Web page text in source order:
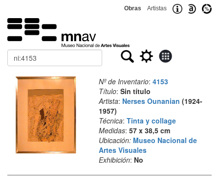
Obras Artistas
Buscar
Nº de Inventario: 4153
Título: Sin título
Artista: Nerses Ounanian (1924-
1957)
Técnica: Tinta y collage
Medidas: 57 x 38,5 cm
Ubicación: Museo Nacional de
Artes Visuales
Exhibición: No